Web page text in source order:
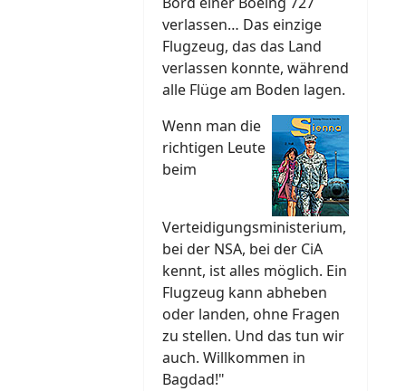
verlassen… Das einzige
Flugzeug, das das Land
verlassen konnte, während
alle Flüge am Boden lagen.
Wenn man die
richtigen Leute
beim
Verteidigungsministerium,
bei der NSA, bei der CiA
kennt, ist alles möglich. Ein
Flugzeug kann abheben
oder landen, ohne Fragen
zu stellen. Und das tun wir
auch. Willkommen in
Bagdad!"